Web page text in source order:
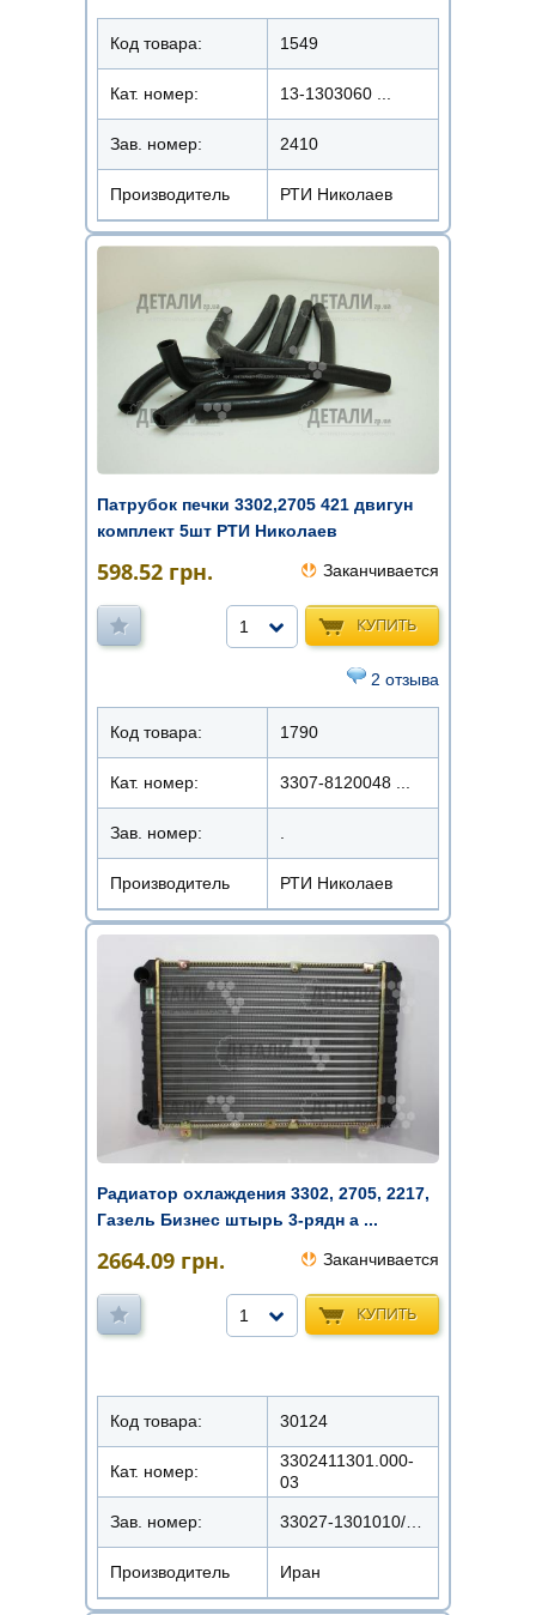
Код товара: 1549
Кат. номер: 13-1303060 ...
Зав. номер: 2410
Производитель РТИ Николаев
Патрубок печки 3302,2705 421 двигун
комплект 5шт РТИ Николаев
598.52 грн. Заканчивается
КУПИТЬ
1
2 отзыва
Код товара: 1790
Кат. номер: 3307-8120048 ...
Зав. номер:
Производитель РТИ Николаев
Радиатор охлаждения 3302, 2705, 2217,
Газель Бизнес штырь 3-рядн а ...
2664.09 грн. Заканчивается
КУПИТЬ
1
Код товара: 30124
Кат. номер:
3302411301.000-
03
Зав. номер:
Производитель Иран